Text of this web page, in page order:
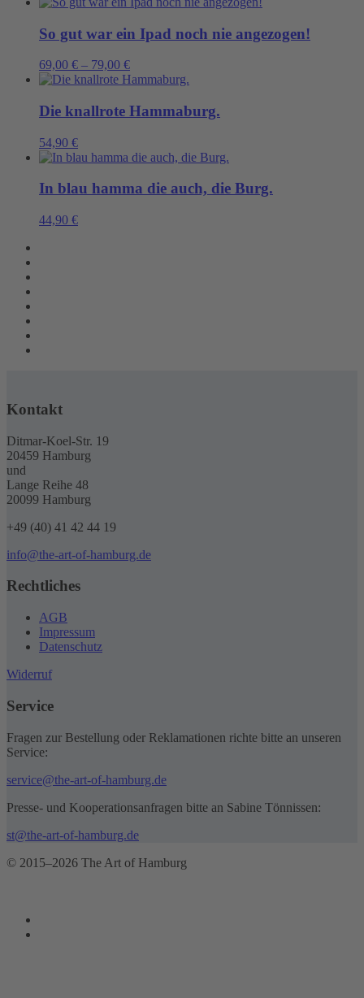
So gut war ein Ipad noch nie angezogen!
69,00 € – 79,00 €
Die knallrote Hammaburg.
54,90 €
In blau hamma die auch, die Burg.
44,90 €
Kontakt
Ditmar-Koel-Str. 19
20459 Hamburg
und
Lange Reihe 48
20099 Hamburg
+49 (40) 41 42 44 19
info@the-art-of-hamburg.de
Rechtliches
AGB
Impressum
Datenschutz
Widerruf
Service
Fragen zur Bestellung oder Reklamationen richte bitte an unseren
Service:
service@the-art-of-hamburg.de
Presse- und Kooperationsanfragen bitte an Sabine Tönnissen:
st@the-art-of-hamburg.de
© 2015–2026 The Art of Hamburg